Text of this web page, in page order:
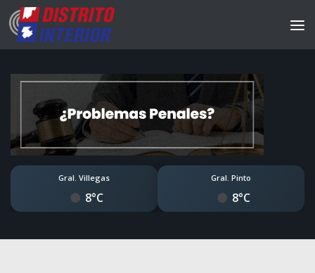
Gral. Villegas
8°C
Gral. Pinto
8°C